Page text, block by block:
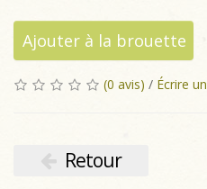
Ajouter à la brouette
(0 avis) / Écrire
Retour